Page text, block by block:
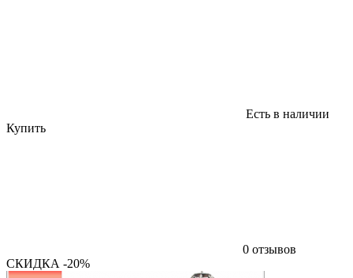
Есть в наличии
Купить
0 отзывов
СКИДКА -20%